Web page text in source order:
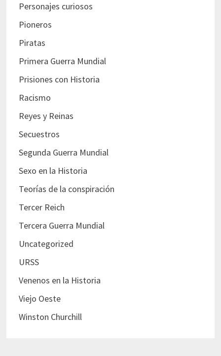
Personajes curiosos
Pioneros
Piratas
Primera Guerra Mundial
Prisiones con Historia
Racismo
Reyes y Reinas
Secuestros
Segunda Guerra Mundial
Sexo en la Historia
Teorías de la conspiración
Tercer Reich
Tercera Guerra Mundial
Uncategorized
URSS
Venenos en la Historia
Viejo Oeste
Winston Churchill